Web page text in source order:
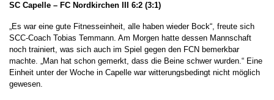
SC Capelle – FC Nordkirchen III 6:2 (3:1)
„Es war eine gute Fitnesseinheit, alle haben wieder Bock“, freute sich
SCC-Coach Tobias Temmann. Am Morgen hatte dessen Mannschaft
noch trainiert, was sich auch im Spiel gegen den FCN bemerkbar
machte. „Man hat schon gemerkt, dass die Beine schwer wurden.“ Eine
Einheit unter der Woche in Capelle war witterungsbedingt nicht möglich
gewesen.